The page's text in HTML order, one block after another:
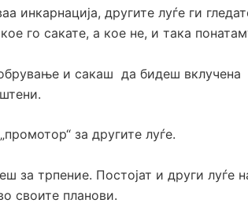
инкарнација, другите луѓе ги
го сакате, а кое не, и така
и сакаш да бидеш вклучена
за другите луѓе.
за трпение. Постојат и други луѓе
своите планови.